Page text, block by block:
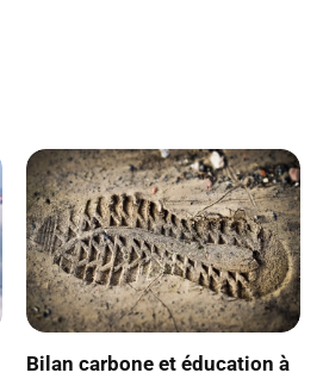
Bilan carbone et éducation à